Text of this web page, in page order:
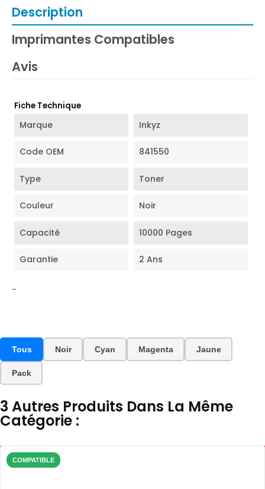
Description
Imprimantes Compatibles
Avis
Fiche Technique
Marque Inkyz
Code OEM 841550
Type Toner
Couleur Noir
Capacité 10000 Pages
Garantie 2 Ans
-
Tous Noir Cyan Magenta Jaune
Pack
3 Autres Produits Dans La Même
Catégorie :
COMPATIBLE